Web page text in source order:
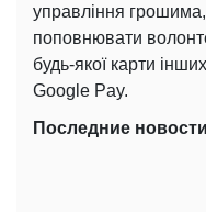
управління
поповнювати
будь-якої карти
Google Pay.
Последние